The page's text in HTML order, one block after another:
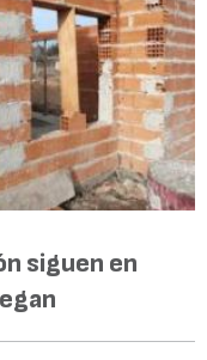
siguen en